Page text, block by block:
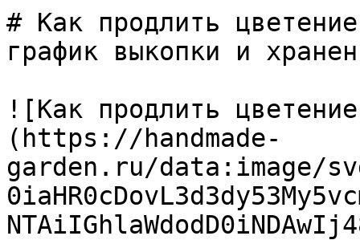
# Как продлить
график выкопки и
![Как продлить
(https://handmade-
garden.ru/data:image/